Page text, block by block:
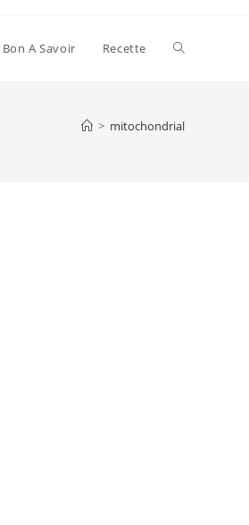
Bon A Savoir Recette Toggle
> mitochondrial